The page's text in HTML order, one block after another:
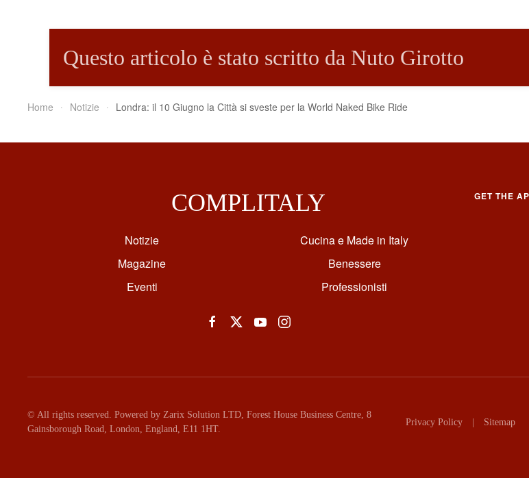
Questo articolo è stato scritto da Nuto Girotto
Home Notizie Londra: il 10 Giugno la Città si sveste per la World Naked Bike Ride
COMPLITALY
Notizie
Magazine
Eventi
Cucina e Made in Italy
Benessere
Professionisti
GET THE
© All rights reserved. Powered by Zarix Solution LTD, Forest House Business Centre, 8
Gainsborough Road, London, England, E11 1HT.
Privacy Policy Sitemap